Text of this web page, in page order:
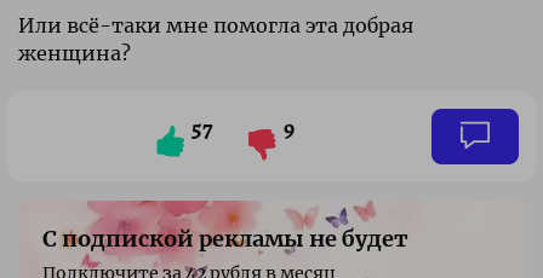
Или всё-таки мне помогла эта добрая
женщина?
57 9
С подпиской рекламы не будет
Подключите за 42 рубля в месяц